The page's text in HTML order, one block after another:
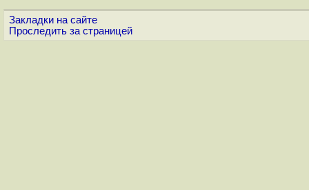
Закладки на сайте
Проследить за страницей